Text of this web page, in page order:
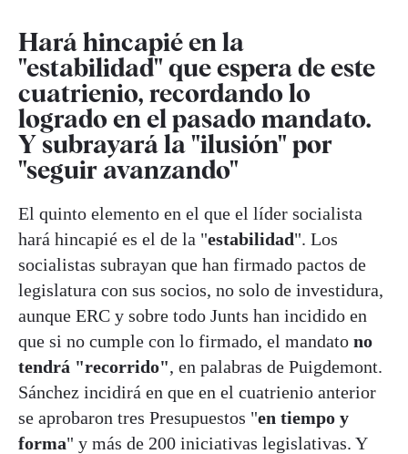
Hará hincapié en la
"estabilidad" que espera de este
cuatrienio, recordando lo
logrado en el pasado mandato.
Y subrayará la "ilusión" por
"seguir avanzando"
El quinto elemento en el que el líder socialista
hará hincapié es el de la "estabilidad". Los
socialistas subrayan que han firmado pactos de
legislatura con sus socios, no solo de investidura,
aunque ERC y sobre todo Junts han incidido en
que si no cumple con lo firmado, el mandato no
tendrá "recorrido", en palabras de Puigdemont.
Sánchez incidirá en que en el cuatrienio anterior
se aprobaron tres Presupuestos "en tiempo y
forma" y más de 200 iniciativas legislativas. Y